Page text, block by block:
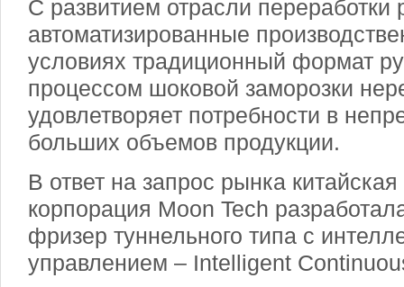
С развитием отрасли переработки
автоматизированные
условиях традиционный формат
процессом шоковой заморозки
удовлетворяет потребности в
больших объемов продукции.
В ответ на запрос рынка
корпорация Moon Tech
фризер туннельного типа с
управлением – Intelligent